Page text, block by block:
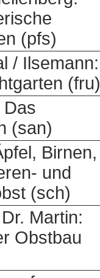
(pfs)
/ Ilsemann:
(fru)
Das
(san)
Birnen,
und
(sch)
Martin:
Obstbau